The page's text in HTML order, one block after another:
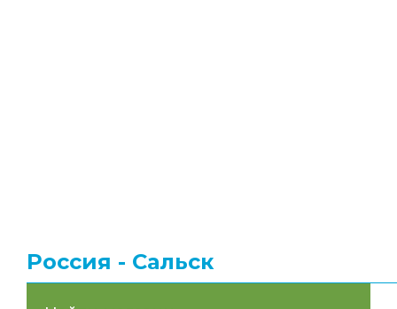
Россия - Сальск